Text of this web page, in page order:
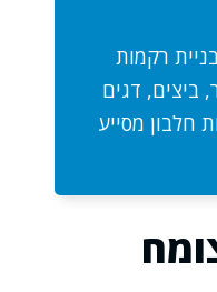
רקמות
ביצים, דגים
חלבון מסייע